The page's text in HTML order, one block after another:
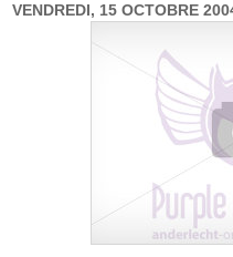
VENDREDI, 15 OCTOBRE